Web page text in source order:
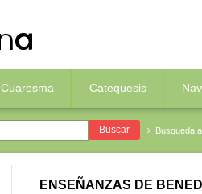
Cuaresma Catequesis
Busqueda
ENSEÑANZAS DE